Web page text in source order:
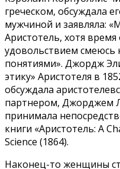
греческом, обсуждала
мужчиной и заявляла:
Аристотель, хотя
удовольствием смеюсь
понятиями». Джордж
этику» Аристотеля в
обсуждала
партнером, Джорджем
принимала
книги «Аристотель: A
Science (1864).
Наконец-то женщины